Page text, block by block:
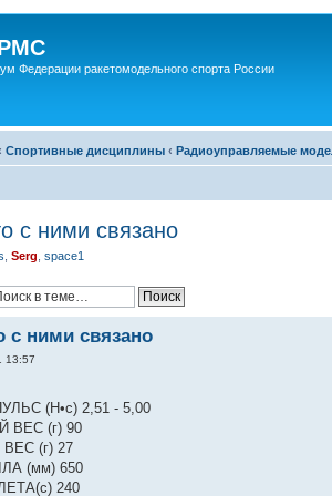
Федерации ракетомодельного спорта России
Спортивные дисциплины ‹ Радиоуправляемые
с ними связано
Serg space1
с ними связано
13:57
(Н•с) 2,51 - 5,00
ВЕС (г) 90
(г) 27
(мм) 650
240